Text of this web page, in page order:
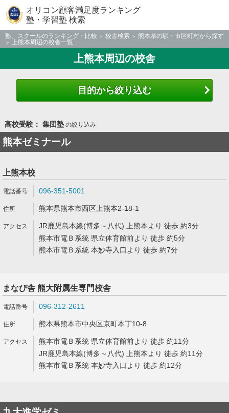
オリコン顧客満足度ランキング
塾・学習塾 検索
塾、スクールのランキング・比較 校舎検索
熊本県の駅・市区町村から探す
上熊本周辺の校舎一覧
上熊本周辺の校舎
目的から絞り込む
高校受験： 集団塾の絞り込み
熊本ゼミナール
上熊本校
096-351-5001
熊本県熊本市西区上熊本2-18-1
JR鹿児島本線(博多～八代) 上熊本より 徒歩 約3分
熊本市電Ｂ系統 県立体育館前より 徒歩 約5分
熊本市電Ｂ系統 本妙寺入口より 徒歩 約7分
まなび舎 熊大附属生専門校舎
096-312-2611
熊本県熊本市中央区京町本丁10-8
熊本市電Ｂ系統 県立体育館前より 徒歩 約11分
JR鹿児島本線(博多～八代) 上熊本より 徒歩 約11分
熊本市電Ｂ系統 本妙寺入口より 徒歩 約12分